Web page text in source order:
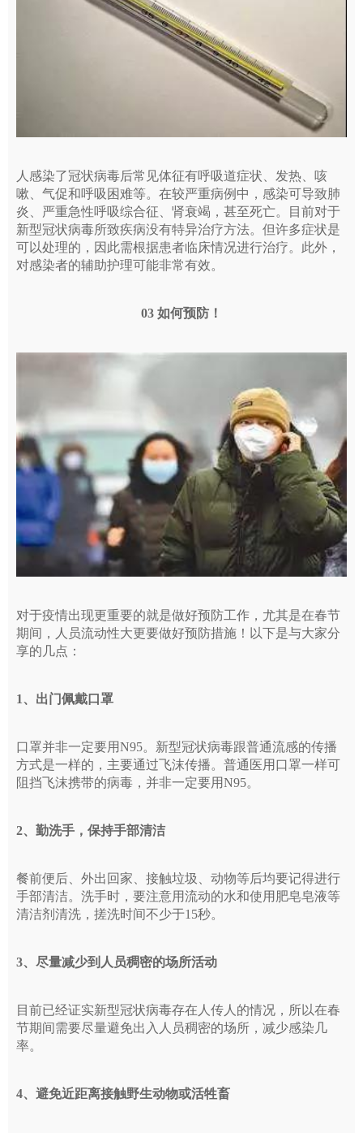
人感染了冠状病毒后常见体征有呼吸道症状、发热、咳
嗽、气促和呼吸困难等。在较严重病例中，感染可导致肺
炎、严重急性呼吸综合征、肾衰竭，甚至死亡。目前对于
新型冠状病毒所致疾病没有特异治疗方法。但许多症状是
可以处理的，因此需根据患者临床情况进行治疗。此外，
对感染者的辅助护理可能非常有效。
03 如何预防！
对于疫情出现更重要的就是做好预防工作，尤其是在春节
期间，人员流动性大更要做好预防措施！以下是与大家分
享的几点：
1、出门佩戴口罩
口罩并非一定要用N95。新型冠状病毒跟普通流感的传播
方式是一样的，主要通过飞沫传播。普通医用口罩一样可
阻挡飞沫携带的病毒，并非一定要用N95。
2、勤洗手，保持手部清洁
餐前便后、外出回家、接触垃圾、动物等后均要记得进行
手部清洁。洗手时，要注意用流动的水和使用肥皂皂液等
清洁剂清洗，搓洗时间不少于15秒。
3、尽量减少到人员稠密的场所活动
目前已经证实新型冠状病毒存在人传人的情况，所以在春
节期间需要尽量避免出入人员稠密的场所，减少感染几
率。
4、避免近距离接触野生动物或活牲畜